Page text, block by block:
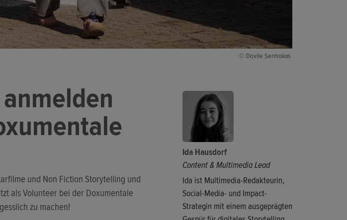
© Dovile Sermokas
und Non Fiction Storytelling und
als Volunteer bei der Doxumentale
zu machen!
Ida Hausdorf
Content & Multimedia Lead
Ida ist Multimedia-Redakteurin,
Social-Media- und Impact-
Strategin mit einem ausgeprägten